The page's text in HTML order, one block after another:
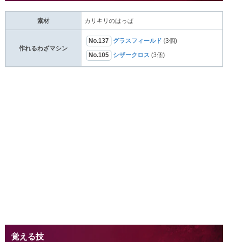
素材 カリキリのはっぱ
作れるわざマシン
No.137 グラスフィールド (3個)
No.105 シザークロス (3個)
覚える技